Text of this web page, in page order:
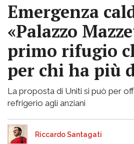
Emergenza
«Palazzo
primo rifugio
per chi ha più
La proposta di Uniti si può per
refrigerio agli anziani
Riccardo Santagati